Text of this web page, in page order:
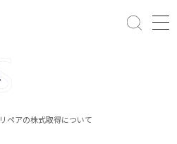
ペアの株式取得について